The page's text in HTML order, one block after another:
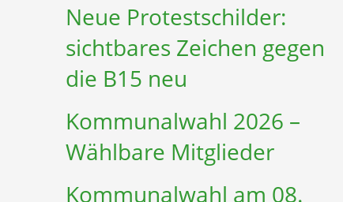
Neue Protestschilder:
sichtbares Zeichen gegen
die B15 neu
Kommunalwahl 2026 –
Wählbare Mitglieder
Kommunalwahl am 08.